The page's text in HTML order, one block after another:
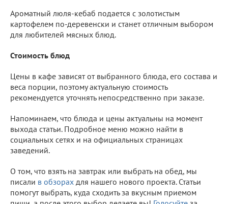
Ароматный люля-кебаб подается с золотистым
картофелем по-деревенски и станет отличным выбором
для любителей мясных блюд.
Стоимость блюд
Цены в кафе зависят от выбранного блюда, его состава и
веса порции, поэтому актуальную стоимость
рекомендуется уточнять непосредственно при заказе.
Напоминаем, что блюда и цены актуальны на момент
выхода статьи. Подробное меню можно найти в
социальных сетях и на официальных страницах
заведений.
О том, что взять на завтрак или выбрать на обед, мы
писали в обзорах для нашего нового проекта. Статьи
помогут выбрать, куда сходить за вкусным приемом